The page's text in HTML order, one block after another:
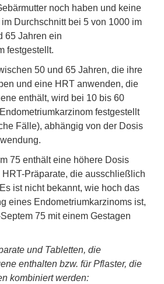
noch haben und keine
Durchschnitt bei 5 von 1000 im
65 Jahren ein
festgestellt.
50 und 65 Jahren, die ihre
und eine HRT anwenden, die
enthält, wird bei 10 bis 60
festgestellt
Fälle), abhängig von der Dosis
75 enthält eine höhere Dosis
Präparate, die ausschließlich
ist nicht bekannt, wie hoch das
eines Endometriumkarzinoms ist,
75 mit einem Gestagen
und Tabletten, die
enthalten bzw. für Pflaster, die
kombiniert werden: